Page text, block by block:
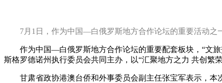
7月1日，作为中国—白俄罗斯地方合作论坛的重要活动之
作为中国—白俄罗斯地方合作论坛的重要配套板块，“文旅
斯格罗德诺州执行委员会共同主办，以“汇聚地方之力 共创繁荣
甘肃省政协港澳台侨和外事委员会副主任张宝军表示，本